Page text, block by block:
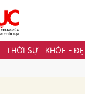
THỜI SỰ KHỎE -